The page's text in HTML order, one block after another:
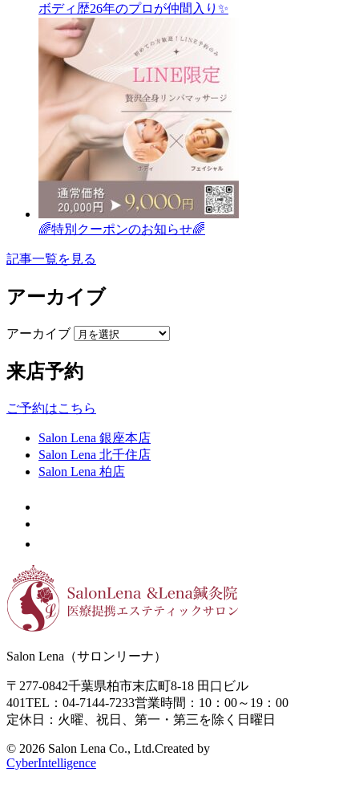
ボディ歴26年のプロが仲間入り✨
🌈特別クーポンのお知らせ🌈
記事一覧を見る
アーカイブ
アーカイブ
来店予約
ご予約はこちら
Salon Lena 銀座本店
Salon Lena 北千住店
Salon Lena 柏店
Salon Lena（サロンリーナ）
〒277-0842千葉県柏市末広町8-18 田口ビル
401TEL：04-7144-7233営業時間：10：00～19：00
定休日：火曜、祝日、第一・第三を除く日曜日
© 2026 Salon Lena Co., Ltd.Created by
CyberIntelligence